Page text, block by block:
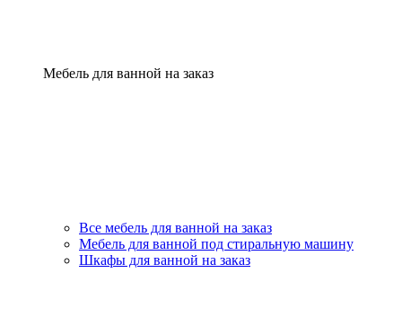
Мебель для ванной на заказ
Все мебель для ванной на заказ
Мебель для ванной под стиральную машину
Шкафы для ванной на заказ